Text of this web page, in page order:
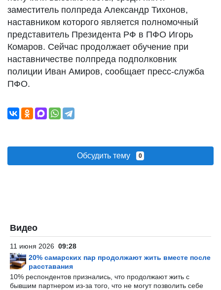
заместитель полпреда Александр Тихонов,
наставником которого является полномочный
представитель Президента РФ в ПФО Игорь
Комаров. Сейчас продолжает обучение при
наставничестве полпреда подполковник
полиции Иван Амиров, сообщает пресс-служба
ПФО.
Обсудить тему 0
Видео
11 июня 2026 09:28
20% самарских пар продолжают жить вместе после
расставания
10% респондентов признались, что продолжают жить с
бывшим партнером из-за того, что не могут позволить себе